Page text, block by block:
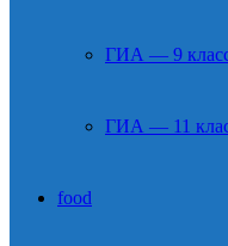
ГИА — 9
ГИА — 11
food